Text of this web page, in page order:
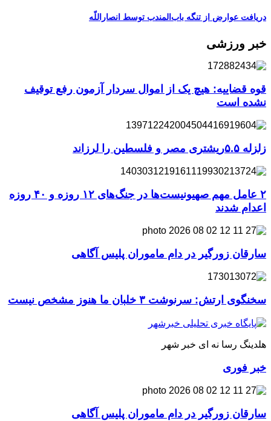
دریافت عوارض از تنگه باب‌المندب توسط انصاراللّه
خبر ورزشی
قوه قضاییه: هیچ یک از اموال سردار آزمون رفع توقیف
نشده است
زلزله ۵.۵ریشتری مصر و فلسطین را لرزاند
۲ عامل مهم صهیونیست‌ها در جنگ‌های ۱۲ روزه و ۴۰ روزه
اعدام شدند
سارقان زورگیر در دام ماموران پلیس آگاهی
سخنگوی ارتش: سرنوشت ۳ خلبان ما هنوز مشخص نیست
هلدینگ رسا نه ای خبر شهر
خبر فوری
سارقان زورگیر در دام ماموران پلیس آگاهی